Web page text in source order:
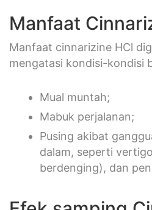
Manfaat
Manfaat cinnarizine HCl
mengatasi kondisi-kondisi
Mual muntah;
Mabuk perjalanan;
Pusing akibat
dalam, seperti
berdenging), dan